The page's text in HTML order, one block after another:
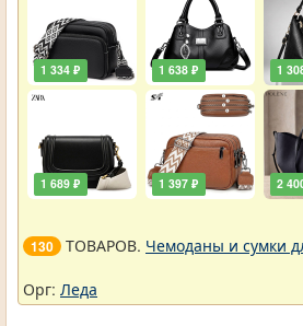
1 334 ₽
1 689 ₽
1 638 ₽
1 397 ₽
1
2
130 ТОВАРОВ. Чемоданы и сумки
Орг: Леда